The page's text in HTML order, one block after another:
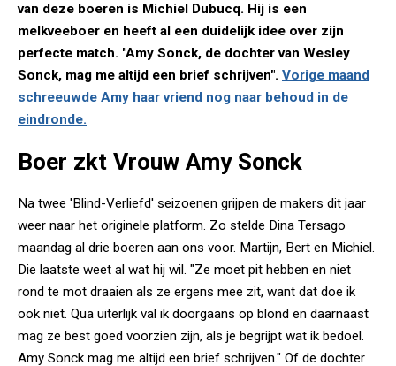
van deze boeren is Michiel Dubucq. Hij is een
melkveeboer en heeft al een duidelijk idee over zijn
perfecte match. "Amy Sonck, de dochter van Wesley
Sonck, mag me altijd een brief schrijven". Vorige maand
schreeuwde Amy haar vriend nog naar behoud in de
eindronde.
Boer zkt Vrouw Amy Sonck
Na twee 'Blind-Verliefd' seizoenen grijpen de makers dit jaar
weer naar het originele platform. Zo stelde Dina Tersago
maandag al drie boeren aan ons voor. Martijn, Bert en Michiel.
Die laatste weet al wat hij wil. "Ze moet pit hebben en niet
rond te mot draaien als ze ergens mee zit, want dat doe ik
ook niet. Qua uiterlijk val ik doorgaans op blond en daarnaast
mag ze best goed voorzien zijn, als je begrijpt wat ik bedoel.
Amy Sonck mag me altijd een brief schrijven." Of de dochter